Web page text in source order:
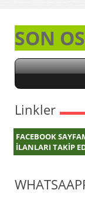
SON
Linkler
FACEBOOK
İLANLARI TAKİP